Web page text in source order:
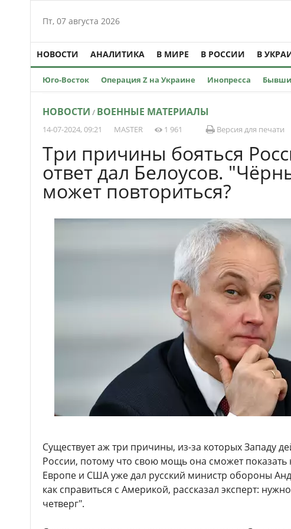
Пт, 07 августа 2026
НОВОСТИ АНАЛИТИКА В МИРЕ В РОССИИ В
Юго-Восток Операция Z на Украине Инопресса
НОВОСТИ / ВОЕННЫЕ МАТЕРИАЛЫ
14-07-2024, 09:21 MASTER 1 961 Версия для печати
Три причины бояться
ответ дал Белоусов.
может повториться?
Существует аж три причины, из-за которых Западу
России, потому что свою мощь она сможет показать
Европе и США уже дал русский министр обороны
как справиться с Америкой, рассказал эксперт:
четверг".